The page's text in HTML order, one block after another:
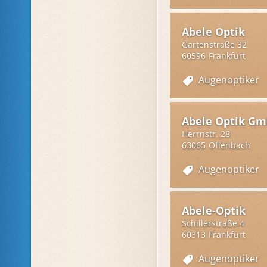
Abele Optik
Gartenstraße 32
60596 Frankfurt
Augenoptiker
Abele Optik
Herrnstr. 28
63065 Offenbach
Augenoptiker
Abele-Optik
Schillerstraße 4
60313 Frankfurt
Augenoptiker